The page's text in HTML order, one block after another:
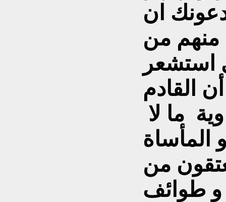
ان
منهم من
استشعر
القادم
ما لا
المأساة
من
و طوائف